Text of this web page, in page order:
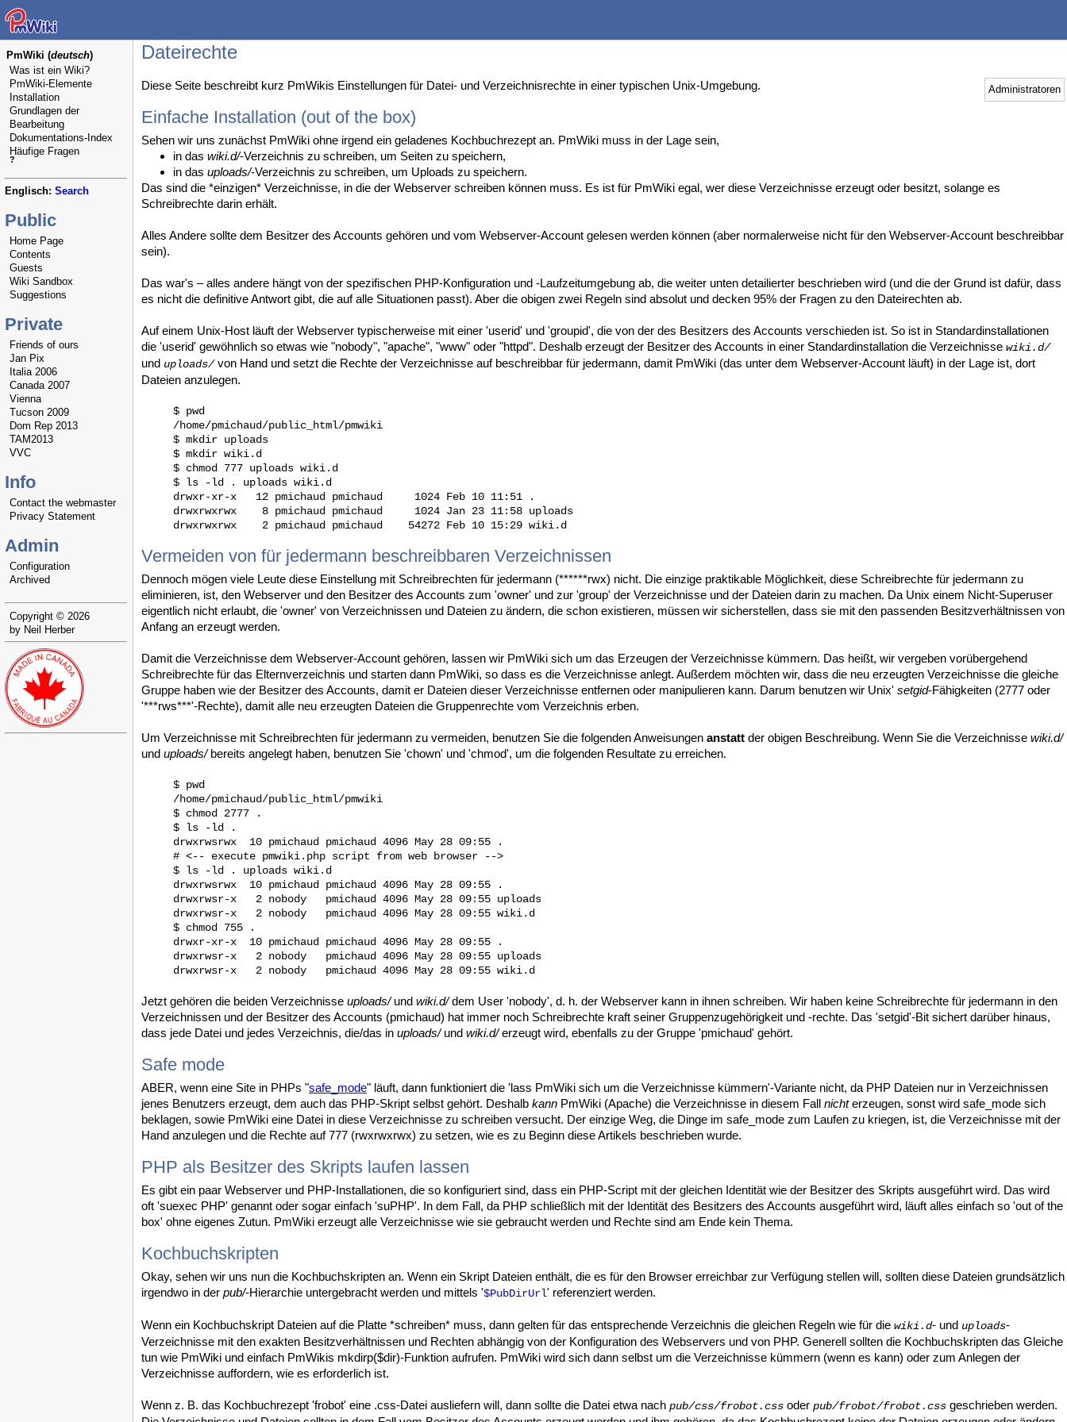
PmWiki (deutsch)
Was ist ein Wiki?
PmWiki-Elemente
Installation
Grundlagen der
Bearbeitung
Dokumentations-Index
Häufige Fragen
?
Englisch: Search
Public
Home Page
Contents
Guests
Wiki Sandbox
Suggestions
Private
Friends of ours
Jan Pix
Italia 2006
Canada 2007
Vienna
Tucson 2009
Dom Rep 2013
TAM2013
VVC
Info
Contact the webmaster
Privacy Statement
Admin
Configuration
Archived
Copyright © 2026
by Neil Herber
Dateirechte
Administratoren
Diese Seite beschreibt kurz PmWikis Einstellungen für Datei- und Verzeichnisrechte in einer typischen Unix-Umgebung.
Einfache Installation (out of the box)
Sehen wir uns zunächst PmWiki ohne irgend ein geladenes Kochbuchrezept an. PmWiki muss in der Lage sein,
in das wiki.d/-Verzeichnis zu schreiben, um Seiten zu speichern,
in das uploads/-Verzeichnis zu schreiben, um Uploads zu speichern.
Das sind die *einzigen* Verzeichnisse, in die der Webserver schreiben können muss. Es ist für PmWiki egal, wer diese Verzeichnisse erzeugt oder besitzt, solange es
Schreibrechte darin erhält.
Alles Andere sollte dem Besitzer des Accounts gehören und vom Webserver-Account gelesen werden können (aber normalerweise nicht für den Webserver-Account beschreibbar
sein).
Das war's – alles andere hängt von der spezifischen PHP-Konfiguration und -Laufzeitumgebung ab, die weiter unten detailierter beschrieben wird (und die der Grund ist dafür, dass
es nicht die definitive Antwort gibt, die auf alle Situationen passt). Aber die obigen zwei Regeln sind absolut und decken 95% der Fragen zu den Dateirechten ab.
Auf einem Unix-Host läuft der Webserver typischerweise mit einer 'userid' und 'groupid', die von der des Besitzers des Accounts verschieden ist. So ist in Standardinstallationen
die 'userid' gewöhnlich so etwas wie "nobody", "apache", "www" oder "httpd". Deshalb erzeugt der Besitzer des Accounts in einer Standardinstallation die Verzeichnisse wiki.d/
und uploads/von Hand und setzt die Rechte der Verzeichnisse auf beschreibbar für jedermann, damit PmWiki (das unter dem Webserver-Account läuft) in der Lage ist, dort
Dateien anzulegen.
$ pwd
/home/pmichaud/public_html/pmwiki
$ mkdir uploads
$ mkdir wiki.d
$ chmod 777 uploads wiki.d
$ ls -ld . uploads wiki.d
drwxr-xr-x   12 pmichaud pmichaud     1024 Feb 10 11:51 .
drwxrwxrwx    8 pmichaud pmichaud     1024 Jan 23 11:58 uploads
Vermeiden von für jedermann beschreibbaren Verzeichnissen
Dennoch mögen viele Leute diese Einstellung mit Schreibrechten für jedermann (******rwx) nicht. Die einzige praktikable Möglichkeit, diese Schreibrechte für jedermann zu
eliminieren, ist, den Webserver und den Besitzer des Accounts zum 'owner' und zur 'group' der Verzeichnisse und der Dateien darin zu machen. Da Unix einem Nicht-Superuser
eigentlich nicht erlaubt, die 'owner' von Verzeichnissen und Dateien zu ändern, die schon existieren, müssen wir sicherstellen, dass sie mit den passenden Besitzverhältnissen von
Anfang an erzeugt werden.
Damit die Verzeichnisse dem Webserver-Account gehören, lassen wir PmWiki sich um das Erzeugen der Verzeichnisse kümmern. Das heißt, wir vergeben vorübergehend
Schreibrechte für das Elternverzeichnis und starten dann PmWiki, so dass es die Verzeichnisse anlegt. Außerdem möchten wir, dass die neu erzeugten Verzeichnisse die gleiche
Gruppe haben wie der Besitzer des Accounts, damit er Dateien dieser Verzeichnisse entfernen oder manipulieren kann. Darum benutzen wir Unix' setgid-Fähigkeiten (2777 oder
'***rws***'-Rechte), damit alle neu erzeugten Dateien die Gruppenrechte vom Verzeichnis erben.
Um Verzeichnisse mit Schreibrechten für jedermann zu vermeiden, benutzen Sie die folgenden Anweisungen anstatt der obigen Beschreibung. Wenn Sie die Verzeichnisse wiki.d/
und uploads/bereits angelegt haben, benutzen Sie 'chown' und 'chmod', um die folgenden Resultate zu erreichen.
$ pwd
/home/pmichaud/public_html/pmwiki
$ chmod 2777 .
$ ls -ld .
drwxrwsrwx  10 pmichaud pmichaud 4096 May 28 09:55 .
# <-- execute pmwiki.php script from web browser -->
$ ls -ld . uploads wiki.d
drwxrwsrwx  10 pmichaud pmichaud 4096 May 28 09:55 .
drwxrwsr-x   2 nobody   pmichaud 4096 May 28 09:55 uploads
drwxrwsr-x   2 nobody   pmichaud 4096 May 28 09:55 wiki.d
$ chmod 755 .
drwxr-xr-x  10 pmichaud pmichaud 4096 May 28 09:55 .
drwxrwsr-x   2 nobody   pmichaud 4096 May 28 09:55 uploads
Jetzt gehören die beiden Verzeichnisse uploads/und wiki.d/dem User 'nobody', d. h. der Webserver kann in ihnen schreiben. Wir haben keine Schreibrechte für jedermann in den
Verzeichnissen und der Besitzer des Accounts (pmichaud) hat immer noch Schreibrechte kraft seiner Gruppenzugehörigkeit und -rechte. Das 'setgid'-Bit sichert darüber hinaus,
dass jede Datei und jedes Verzeichnis, die/das in uploads/und wiki.d/erzeugt wird, ebenfalls zu der Gruppe 'pmichaud' gehört.
Safe mode
ABER, wenn eine Site in PHPs "safe_mode" läuft, dann funktioniert die 'lass PmWiki sich um die Verzeichnisse kümmern'-Variante nicht, da PHP Dateien nur in Verzeichnissen
jenes Benutzers erzeugt, dem auch das PHP-Skript selbst gehört. Deshalb kann PmWiki (Apache) die Verzeichnisse in diesem Fall nichterzeugen, sonst wird safe_mode sich
beklagen, sowie PmWiki eine Datei in diese Verzeichnisse zu schreiben versucht. Der einzige Weg, die Dinge im safe_mode zum Laufen zu kriegen, ist, die Verzeichnisse mit der
Hand anzulegen und die Rechte auf 777 (rwxrwxrwx) zu setzen, wie es zu Beginn diese Artikels beschrieben wurde.
PHP als Besitzer des Skripts laufen lassen
Es gibt ein paar Webserver und PHP-Installationen, die so konfiguriert sind, dass ein PHP-Script mit der gleichen Identität wie der Besitzer des Skripts ausgeführt wird. Das wird
oft 'suexec PHP' genannt oder sogar einfach 'suPHP'. In dem Fall, da PHP schließlich mit der Identität des Besitzers des Accounts ausgeführt wird, läuft alles einfach so 'out of the
box' ohne eigenes Zutun. PmWiki erzeugt alle Verzeichnisse wie sie gebraucht werden und Rechte sind am Ende kein Thema.
Kochbuchskripten
Okay, sehen wir uns nun die Kochbuchskripten an. Wenn ein Skript Dateien enthält, die es für den Browser erreichbar zur Verfügung stellen will, sollten diese Dateien grundsätzlich
irgendwo in der pub/-Hierarchie untergebracht werden und mittels '$PubDirUrl' referenziert werden.
Wenn ein Kochbuchskript Dateien auf die Platte *schreiben* muss, dann gelten für das entsprechende Verzeichnis die gleichen Regeln wie für die wiki.d- und uploads-
Verzeichnisse mit den exakten Besitzverhältnissen und Rechten abhängig von der Konfiguration des Webservers und von PHP. Generell sollten die Kochbuchskripten das Gleiche
tun wie PmWiki und einfach PmWikis mkdirp($dir)-Funktion aufrufen. PmWiki wird sich dann selbst um die Verzeichnisse kümmern (wenn es kann) oder zum Anlegen der
Verzeichnisse auffordern, wie es erforderlich ist.
Wenn z. B. das Kochbuchrezept 'frobot' eine .css-Datei ausliefern will, dann sollte die Datei etwa nach pub/css/frobot.css oder pub/frobot/frobot.css geschrieben werden.